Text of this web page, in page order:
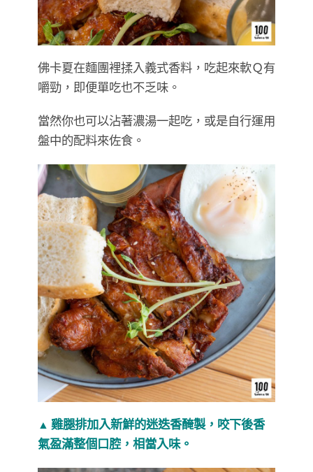
佛卡夏在麵團裡揉入義式香料，吃起來軟Ｑ有
嚼勁，即便單吃也不乏味。
當然你也可以沾著濃湯一起吃，或是自行運用
盤中的配料來佐食。
▲ 雞腿排加入新鮮的迷迭香醃製，咬下後香
氣盈滿整個口腔，相當入味。